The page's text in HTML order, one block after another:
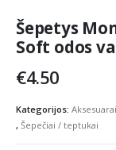
Šepetys
Soft odos
€4.50
Kategorijos: Aksesuarai
, Šepečiai / teptukai